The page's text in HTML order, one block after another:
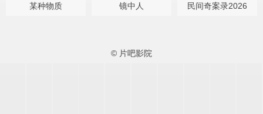
某种物质 镜中人 民间奇案录2026
© 片吧影院